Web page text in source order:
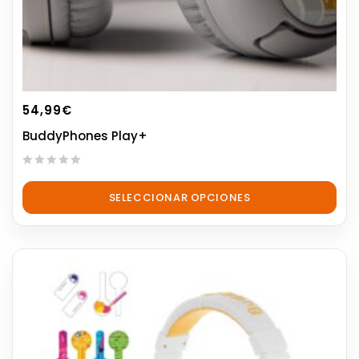
54,99€
BuddyPhones Play+
out
5
SELECCIONAR OPCIONES